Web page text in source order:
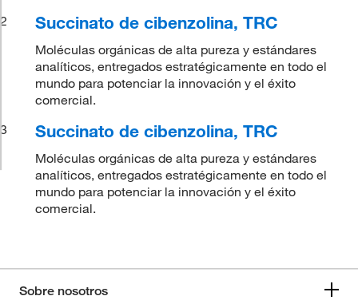
2
Succinato de cibenzolina, TRC
Moléculas orgánicas de alta pureza y estándares
analíticos, entregados estratégicamente en todo el
mundo para potenciar la innovación y el éxito
comercial.
3
Succinato de cibenzolina, TRC
Moléculas orgánicas de alta pureza y estándares
analíticos, entregados estratégicamente en todo el
mundo para potenciar la innovación y el éxito
comercial.
Sobre nosotros